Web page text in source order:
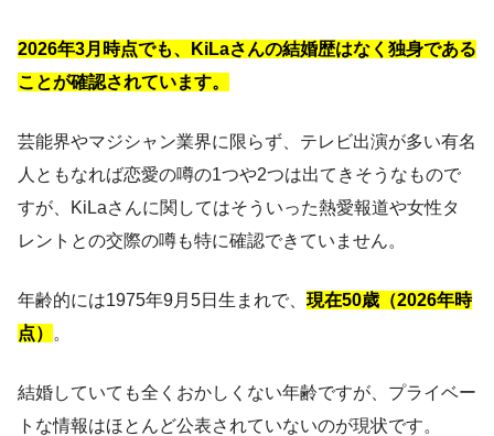
2026年3月時点でも、KiLaさんの結婚歴はなく独身である
ことが確認されています。
芸能界やマジシャン業界に限らず、テレビ出演が多い有名
人ともなれば恋愛の噂の1つや2つは出てきそうなもので
すが、KiLaさんに関してはそういった熱愛報道や女性タ
レントとの交際の噂も特に確認できていません。
年齢的には1975年9月5日生まれで、 現在50歳（2026年時
点）
。
結婚していても全くおかしくない年齢ですが、プライベー
トな情報はほとんど公表されていないのが現状です。